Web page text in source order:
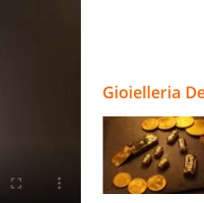
Gioielleria